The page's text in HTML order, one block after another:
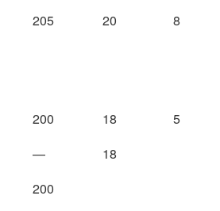
205 20
8
200 18
5
—
18
200